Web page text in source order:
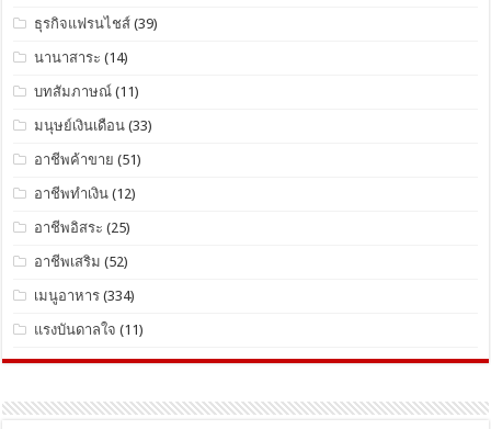
ธุรกิจแฟรนไชส์ (39)
นานาสาระ (14)
บทสัมภาษณ์ (11)
มนุษย์เงินเดือน (33)
อาชีพค้าขาย (51)
อาชีพทำเงิน (12)
อาชีพอิสระ (25)
อาชีพเสริม (52)
เมนูอาหาร (334)
แรงบันดาลใจ (11)